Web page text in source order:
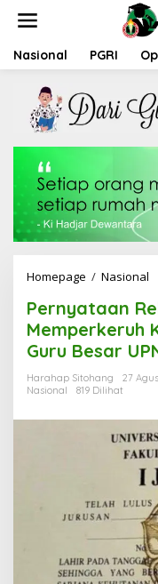
t
Nasional PGRI
Homepage / Nasional
r
n
y
a
t
n
R
e
k
t
o
r
U
G
M
Pernyataan
Memperkeruh
Guru Besar
Harahap Sitohang
27
Nasional
819 Dilihat